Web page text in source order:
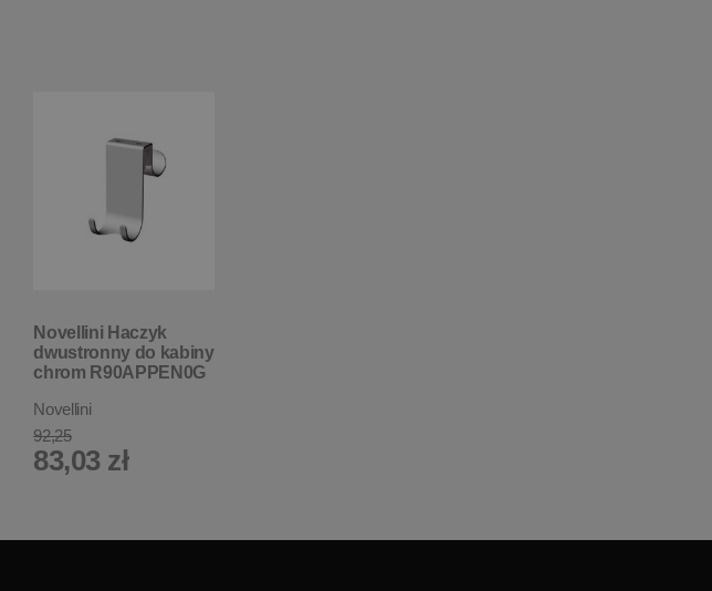
Novellini Haczyk
dwustronny do kabiny
chrom R90APPEN0G
Novellini
92,25
83,03 zł